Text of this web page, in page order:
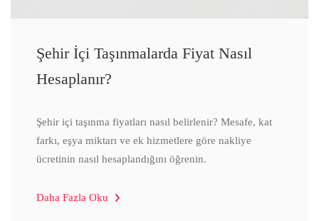
Şehir İçi Taşınmalarda Fiyat Nasıl
Hesaplanır?
Şehir içi taşınma fiyatları nasıl belirlenir? Mesafe, kat
farkı, eşya miktarı ve ek hizmetlere göre nakliye
ücretinin nasıl hesaplandığını öğrenin.
Daha Fazla Oku